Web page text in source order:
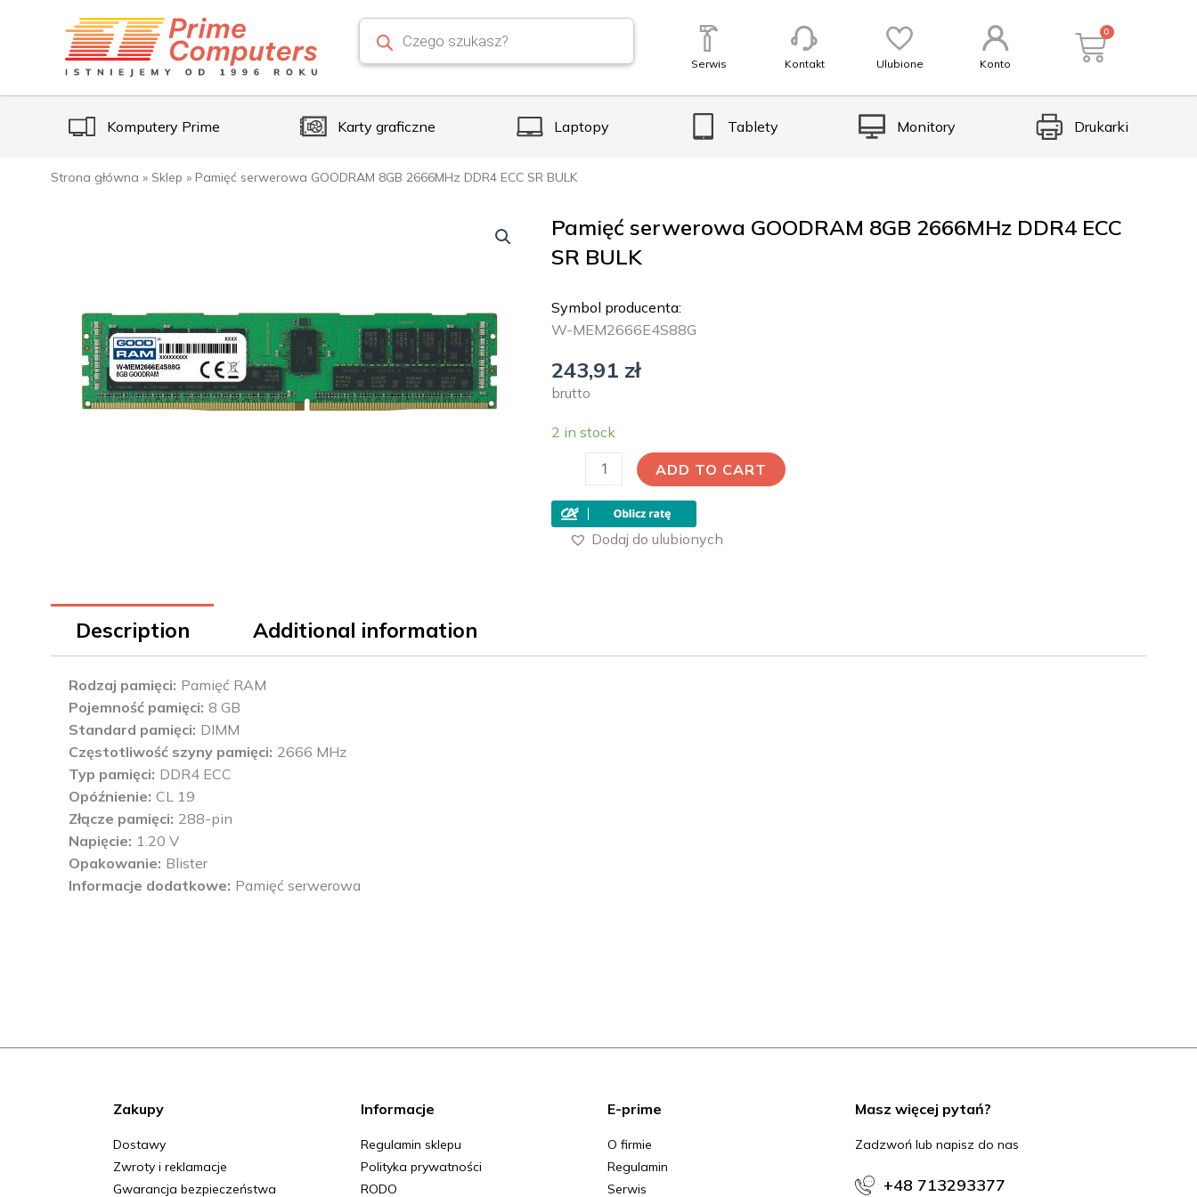
Serwis Kontakt Ulubione Konto
0
Komputery Prime Karty graficzne Laptopy Tablety Monitory Drukarki
Strona główna » Sklep » Pamięć serwerowa GOODRAM 8GB 2666MHz DDR4 ECC SR BULK
Pamięć serwerowa GOODRAM 8GB 2666MHz DDR4 ECC
SR BULK
Symbol producenta:
W-MEM2666E4S88G
243,91 zł
brutto
2 in stock
ADD TO CART
Dodaj do ulubionych
Description Additional information
Rodzaj pamięci Pamięć RAM
Pojemność pamięci 8 GB
Standard pamięci DIMM
Częstotliwość szyny pamięci 2666 MHz
Typ pamięci DDR4 ECC
Opóźnienie CL 19
Złącze pamięci 288-pin
Napięcie 1.20 V
Opakowanie Blister
Informacje dodatkowe Pamięć serwerowa
Zakupy
Dostawy
Zwroty i reklamacje
Gwarancja bezpieczeństwa
Informacje
Regulamin sklepu
Polityka prywatności
RODO
E-prime
O firmie
Regulamin
Serwis
Masz więcej pytań?
Zadzwoń lub napisz do nas
+48 713293377